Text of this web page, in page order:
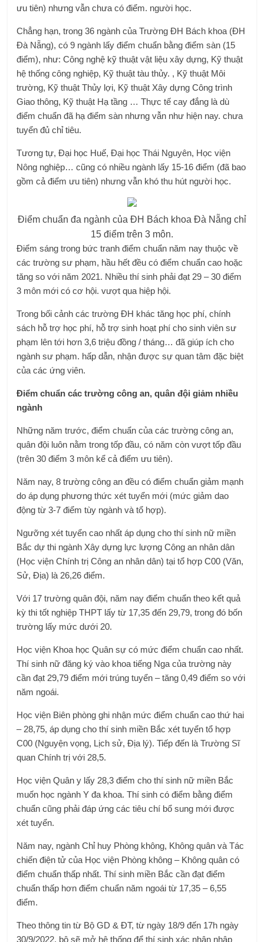
ưu tiên) nhưng vẫn chưa có điểm. người học.
Chẳng hạn, trong 36 ngành của Trường ĐH Bách khoa (ĐH
Đà Nẵng), có 9 ngành lấy điểm chuẩn bằng điểm sàn (15
điểm), như: Công nghệ kỹ thuật vật liệu xây dựng, Kỹ thuật
hệ thống công nghiệp, Kỹ thuật tàu thủy. , Kỹ thuật Môi
trường, Kỹ thuật Thủy lợi, Kỹ thuật Xây dựng Công trình
Giao thông, Kỹ thuật Hạ tầng … Thực tế cay đắng là dù
điểm chuẩn đã hạ điểm sàn nhưng vẫn như hiện nay. chưa
tuyển đủ chỉ tiêu.
Tương tự, Đại học Huế, Đại học Thái Nguyên, Học viện
Nông nghiệp… cũng có nhiều ngành lấy 15-16 điểm (đã bao
gồm cả điểm ưu tiên) nhưng vẫn khó thu hút người học.
Điểm chuẩn đa ngành của ĐH Bách khoa Đà Nẵng chỉ
15 điểm trên 3 môn.
Điểm sáng trong bức tranh điểm chuẩn năm nay thuộc về
các trường sư phạm, hầu hết đều có điểm chuẩn cao hoặc
tăng so với năm 2021. Nhiều thí sinh phải đạt 29 – 30 điểm
3 môn mới có cơ hội. vượt qua hiệp hội.
Trong bối cảnh các trường ĐH khác tăng học phí, chính
sách hỗ trợ học phí, hỗ trợ sinh hoạt phí cho sinh viên sư
phạm lên tới hơn 3,6 triệu đồng / tháng… đã giúp ích cho
ngành sư phạm. hấp dẫn, nhận được sự quan tâm đặc biệt
của các ứng viên.
Điểm chuẩn các trường công an, quân đội giảm nhiều
ngành
Những năm trước, điểm chuẩn của các trường công an,
quân đội luôn nằm trong tốp đầu, có năm còn vượt tốp đầu
(trên 30 điểm 3 môn kể cả điểm ưu tiên).
Năm nay, 8 trường công an đều có điểm chuẩn giảm mạnh
do áp dụng phương thức xét tuyển mới (mức giảm dao
động từ 3-7 điểm tùy ngành và tổ hợp).
Ngưỡng xét tuyển cao nhất áp dụng cho thí sinh nữ miền
Bắc dự thi ngành Xây dựng lực lượng Công an nhân dân
(Học viện Chính trị Công an nhân dân) tại tổ hợp C00 (Văn,
Sử, Địa) là 26,26 điểm.
Với 17 trường quân đội, năm nay điểm chuẩn theo kết quả
kỳ thi tốt nghiệp THPT lấy từ 17,35 đến 29,79, trong đó bốn
trường lấy mức dưới 20.
Học viện Khoa học Quân sự có mức điểm chuẩn cao nhất.
Thí sinh nữ đăng ký vào khoa tiếng Nga của trường này
cần đạt 29,79 điểm mới trúng tuyển – tăng 0,49 điểm so với
năm ngoái.
Học viện Biên phòng ghi nhận mức điểm chuẩn cao thứ hai
– 28,75, áp dụng cho thí sinh miền Bắc xét tuyển tổ hợp
C00 (Nguyện vọng, Lịch sử, Địa lý). Tiếp đến là Trường Sĩ
quan Chính trị với 28,5.
Học viện Quân y lấy 28,3 điểm cho thí sinh nữ miền Bắc
muốn học ngành Y đa khoa. Thí sinh có điểm bằng điểm
chuẩn cũng phải đáp ứng các tiêu chí bổ sung mới được
xét tuyển.
Năm nay, ngành Chỉ huy Phòng không, Không quân và Tác
chiến điện tử của Học viện Phòng không – Không quân có
điểm chuẩn thấp nhất. Thí sinh miền Bắc cần đạt điểm
chuẩn thấp hơn điểm chuẩn năm ngoái từ 17,35 – 6,55
điểm.
Theo thông tin từ Bộ GD & ĐT, từ ngày 18/9 đến 17h ngày
30/9/2022, bộ sẽ mở hệ thống để thí sinh xác nhận nhập